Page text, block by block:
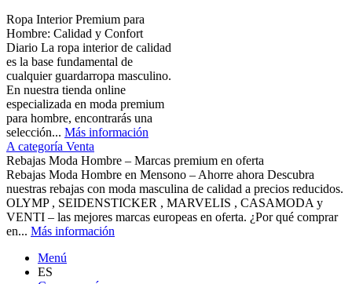
Ropa Interior Premium para
Hombre: Calidad y Confort
Diario La ropa interior de calidad
es la base fundamental de
cualquier guardarropa masculino.
En nuestra tienda online
especializada en moda premium
para hombre, encontrarás una
selección... Más información
A categoría Venta
Rebajas Moda Hombre – Marcas premium en oferta
Rebajas Moda Hombre en Mensono – Ahorre ahora Descubra
nuestras rebajas con moda masculina de calidad a precios reducidos.
OLYMP , SEIDENSTICKER , MARVELIS , CASAMODA y
VENTI – las mejores marcas europeas en oferta. ¿Por qué comprar
en... Más información
Menú
ES